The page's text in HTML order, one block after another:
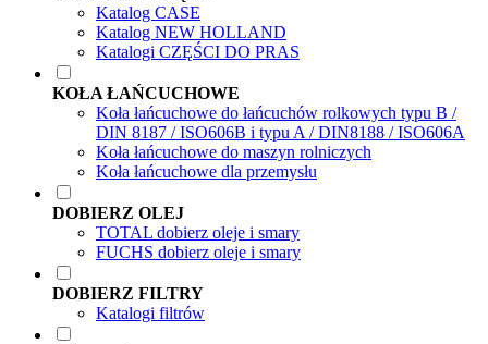
Katalog CASE
Katalog NEW HOLLAND
Katalogi CZĘŚCI DO PRAS
KOŁA ŁAŃCUCHOWE
Koła łańcuchowe do łańcuchów rolkowych typu B /
DIN 8187 / ISO606B i typu A / DIN8188 / ISO606A
Koła łańcuchowe do maszyn rolniczych
Koła łańcuchowe dla przemysłu
DOBIERZ OLEJ
TOTAL dobierz oleje i smary
FUCHS dobierz oleje i smary
DOBIERZ FILTRY
Katalogi filtrów